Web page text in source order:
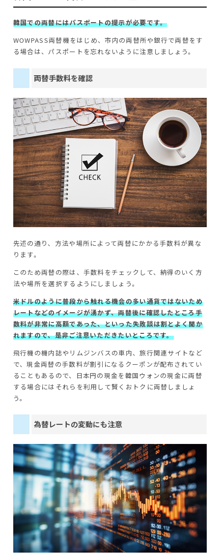
韓国での両替にはパスポートの提示が必要です。
WOWPASS両替機をはじめ、市内の両替所や銀行で両替をす
る場合は、パスポートを忘れないように注意しましょう。
両替手数料を確認
先述の通り、方法や場所によって両替にかかる手数料が異な
ります。
このため両替の際は、手数料をチェックして、納得のいく方
法や場所を選択するようにしましょう。
米ドルのように普段から触れる機会の多い通貨ではないため
レートなどのイメージが湧かず、両替後に確認したところ手
数料が非常に高額であった、といった失敗談は割とよく聞か
れますので、是非ご注意いただきたいところです。
飛行機の機内誌やリムジンバスの車内、旅行関連サイトなど
で、現金両替の手数料が割引になるクーポンが配布されてい
ることもあるので、日本円の現金を韓国ウォンの現金に両替
する場合にはそれらを利用して賢くおトクに両替しましょ
う。
為替レートの変動にも注意